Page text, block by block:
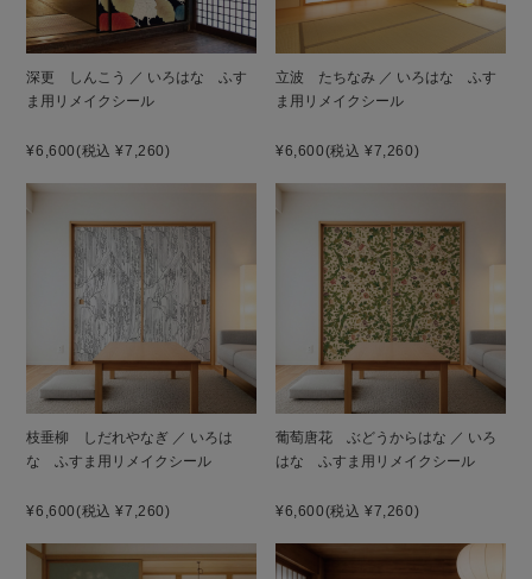
深更 しんこう ／ いろはな ふす
ま用リメイクシール
¥6,600(税込 ¥7,260)
立波 たちなみ ／ いろはな ふす
ま用リメイクシール
¥6,600(税込 ¥7,260)
枝垂柳 しだれやなぎ ／ いろは
な ふすま用リメイクシール
¥6,600(税込 ¥7,260)
葡萄唐花 ぶどうからはな ／ いろ
はな ふすま用リメイクシール
¥6,600(税込 ¥7,260)